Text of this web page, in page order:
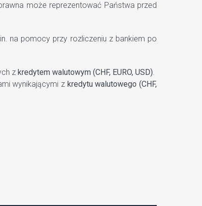
może reprezentować Państwa przed
na pomocy przy rozliczeniu z bankiem po
z kredytem walutowym (CHF, EURO, USD).
wynikającymi z kredytu walutowego (CHF,